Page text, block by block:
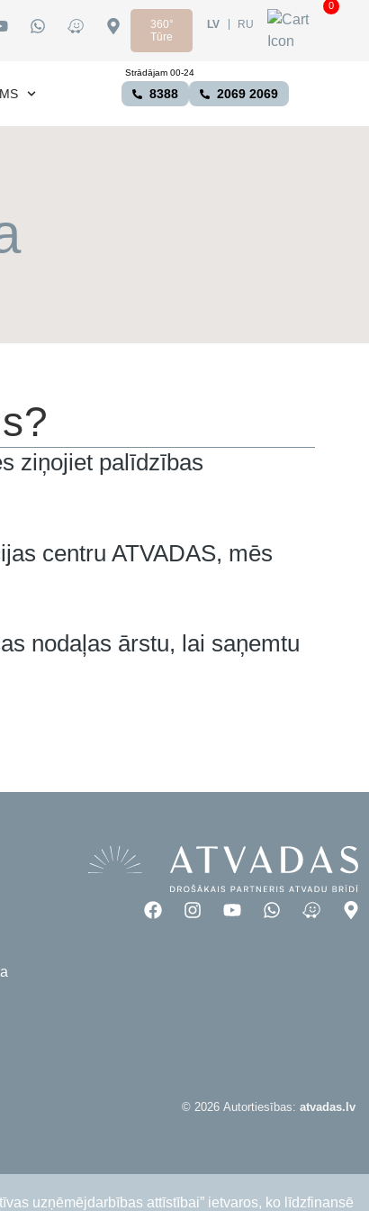
360°
Tūre
LV RU
0
8388 2069 2069
Strādājam 00-24
ziņojiet palīdzības
centru ATVADAS, mēs
nodaļas ārstu, lai saņemtu
© 2026 Autortiesības: atvadas.lv
uzņēmējdarbības attīstībai” ietvaros, ko līdzfinansē